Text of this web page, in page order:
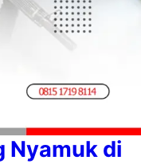
Nyamuk di